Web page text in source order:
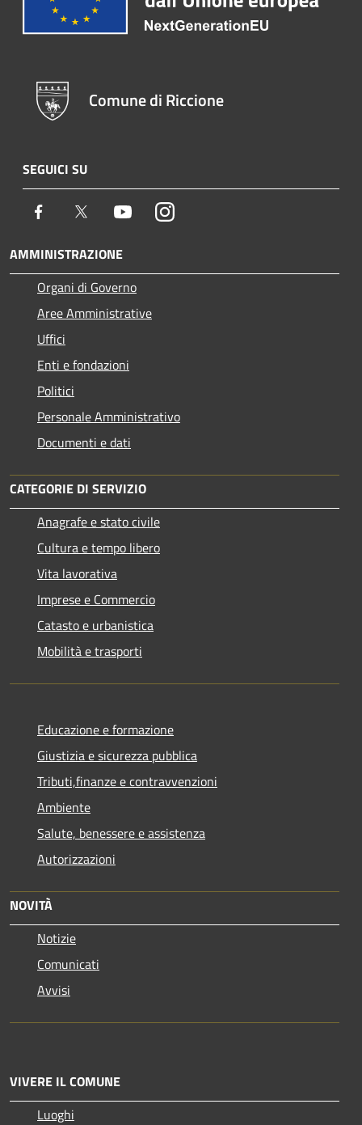
Comune di Riccione
SEGUICI SU
Facebook Twitter YoutubeInstagram
AMMINISTRAZIONE
Organi di Governo
Aree Amministrative
Uffici
Enti e fondazioni
Politici
Personale Amministrativo
Documenti e dati
CATEGORIE DI SERVIZIO
Anagrafe e stato civile
Cultura e tempo libero
Vita lavorativa
Imprese e Commercio
Catasto e urbanistica
Mobilità e trasporti
Educazione e formazione
Giustizia e sicurezza pubblica
Tributi,finanze e contravvenzioni
Ambiente
Salute, benessere e assistenza
Autorizzazioni
NOVITÀ
Notizie
Comunicati
Avvisi
VIVERE IL COMUNE
Luoghi